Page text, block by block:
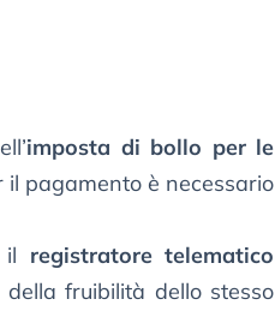
imposta di bollo per le
pagamento è necessario
registratore telematico
fruibilità dello stesso